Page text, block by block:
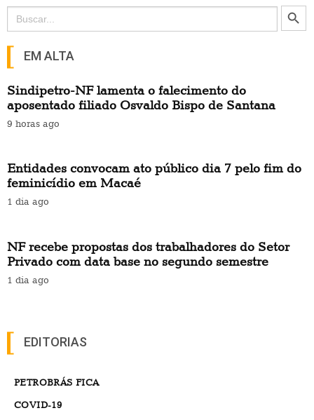
Search
for:
Search Button
EM ALTA
Sindipetro-NF lamenta o falecimento do
aposentado filiado Osvaldo Bispo de Santana
9 horas ago
Entidades convocam ato público dia 7 pelo fim do
feminicídio em Macaé
1 dia ago
NF recebe propostas dos trabalhadores do Setor
Privado com data base no segundo semestre
1 dia ago
EDITORIAS
PETROBRÁS FICA
COVID-19